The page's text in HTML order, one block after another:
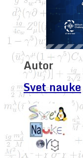
Autor
Svet nauke